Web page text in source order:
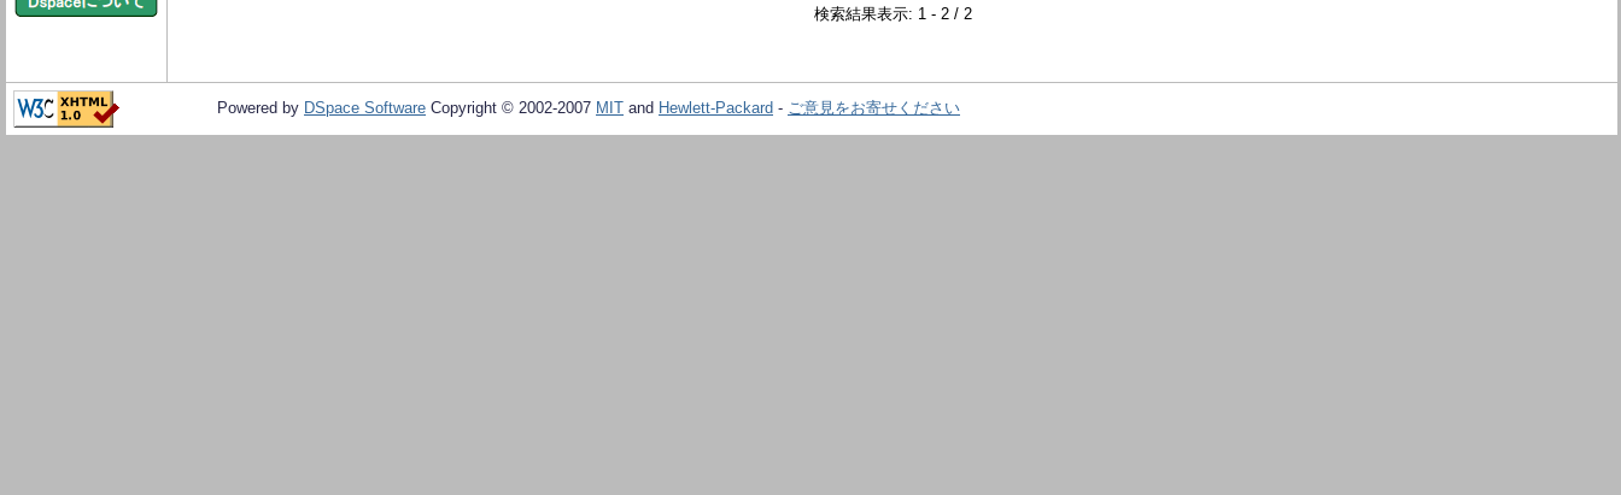
検索結果表示: 1 - 2 / 2
Powered by DSpace Software Copyright © 2002-2007 MIT and Hewlett-Packard - ご意見をお寄せください